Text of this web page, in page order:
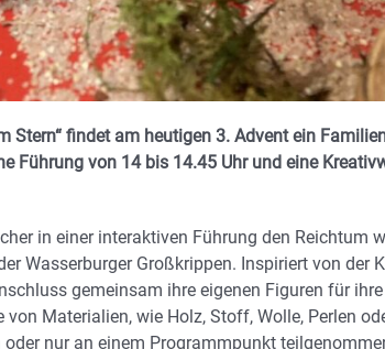
Stern“ findet am heutigen 3. Advent ein
Führung von 14 bis 14.45 Uhr und eine
in einer interaktiven Führung den Reichtum
Wasserburger Großkrippen. Inspiriert von der
gemeinsam ihre eigenen Figuren für ihre
Materialien, wie Holz, Stoff, Wolle, Perlen
nur an einem Programmpunkt